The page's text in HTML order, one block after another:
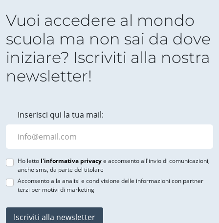
Vuoi accedere al mondo
scuola ma non sai da dove
iniziare? Iscriviti alla nostra
newsletter!
Inserisci qui la tua mail:
Ho letto l'informativa privacye acconsento all'invio di comunicazioni,
anche sms, da parte del titolare
Acconsento alla analisi e condivisione delle informazioni con partner
terzi per motivi di marketing
Iscriviti alla newsletter